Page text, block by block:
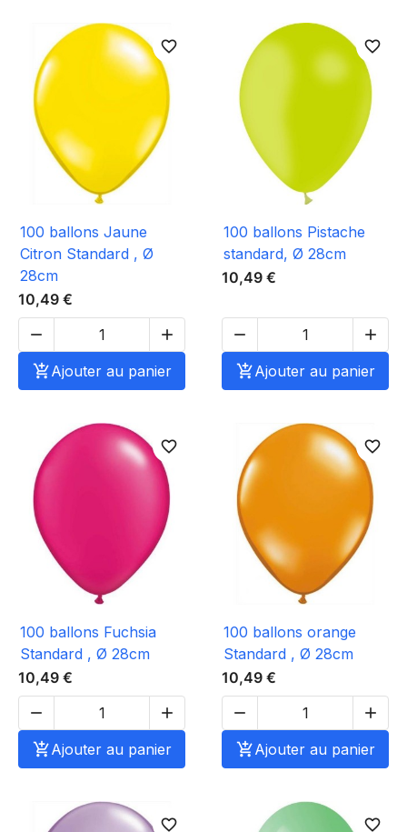
favorite_border
100 ballons Jaune
Citron Standard , Ø
28cm
10,49 €


Ajouter au panier
favorite_border
100 ballons Pistache
standard, Ø 28cm
10,49 €


Ajouter au panier
favorite_border
100 ballons Fuchsia
Standard , Ø 28cm
10,49 €


Ajouter au panier
favorite_border
100 ballons orange
Standard , Ø 28cm
10,49 €


Ajouter au panier
favorite_border favorite_border